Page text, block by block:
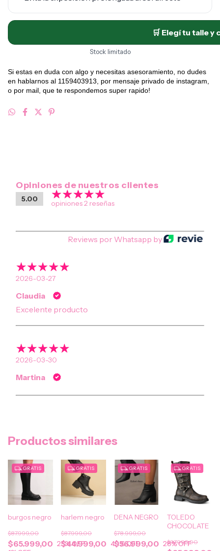
🛒 Elegí tu talle y
Stock limitado
Si estas en duda con algo y necesitas asesoramiento, no dudes
en hablarnos al 1159403913, por mensaje privado de instagram,
o por mail, que te respondemos super rapido!
Opiniones de nuestros clientes
5.00 opiniones 2 reseñas
Reviews por Whatsapp by
2026-03-27
Claudia
Excelente producto
2026-03-30
Martina
Productos similares
GRATIS
burgos negro
$65.999,00
$87.999,00
25% OFF
GRATIS
harlem negro
$44.999,00
$87.999,00
49% OFF
GRATIS
DENA NEGRO
$56.999,00
$78.999,00
28% OFF
GRATIS
TOLEDO
CHOCOLATE
$97.999,00